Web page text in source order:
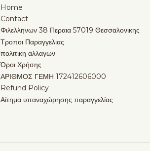
Home
Contact
Φιλελληνων 38 Περαια 57019 Θεσσαλονικης
Τροποι Παραγγελιας
πολιτικη αλλαγων
Όροι Χρήσης
ΑΡΙΘΜΟΣ ΓΕΜΗ 172412606000
Refund Policy
Αίτημα υπαναχώρησης παραγγελίας